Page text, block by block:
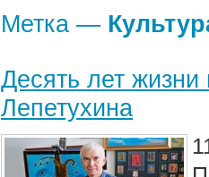
Метка —
Десять лет
Лепетухина